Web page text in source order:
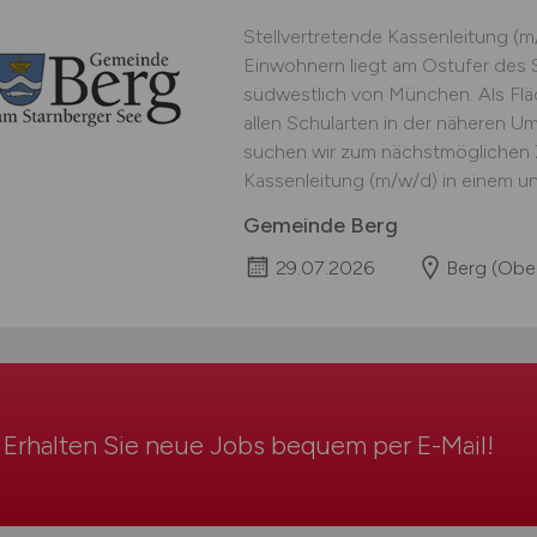
Stellvertretende Kassenleitung
Einwohnern liegt am Ostufer des
südwestlich von München. Als
allen Schularten in der näheren
suchen wir zum
Kassenleitung (m/w/d) in einem
Gemeinde Berg
29.07.2026 Berg
Erhalten Sie neue Jobs bequem per E-Mail!